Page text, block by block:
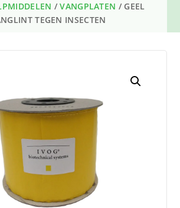
/VANGPLATEN / GEEL
TEGEN INSECTEN